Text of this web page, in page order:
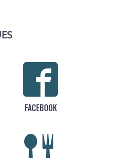
FACEBOOK